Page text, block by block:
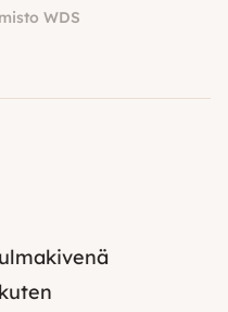
WDS